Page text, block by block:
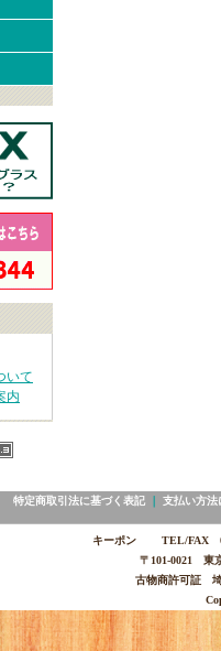
いて
内
特定商取引法に基づく表記｜ 支払い方法
キーポン TEL/FAX
〒101-0021 東
古物商許可証